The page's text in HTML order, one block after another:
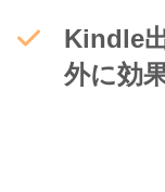
Kindle
外に効